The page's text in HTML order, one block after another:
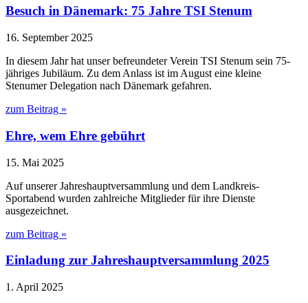
Besuch in Dänemark: 75 Jahre TSI Stenum
16. September 2025
In diesem Jahr hat unser befreundeter Verein TSI Stenum sein 75-
jähriges Jubiläum. Zu dem Anlass ist im August eine kleine
Stenumer Delegation nach Dänemark gefahren.
zum Beitrag »
Ehre, wem Ehre gebührt
15. Mai 2025
Auf unserer Jahreshauptversammlung und dem Landkreis-
Sportabend wurden zahlreiche Mitglieder für ihre Dienste
ausgezeichnet.
zum Beitrag »
Einladung zur Jahreshauptversammlung 2025
1. April 2025